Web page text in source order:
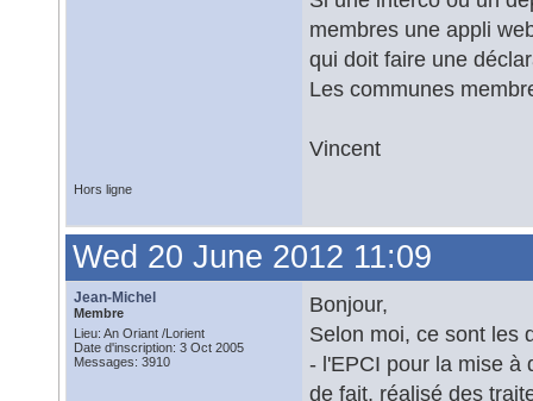
membres une appli
qui doit faire une
Les communes
Vincent
Hors ligne
Wed 20 June 2012 11:09
Jean-Michel
Membre
Lieu: An Oriant /Lorient
Date d'inscription: 3 Oct 2005
Messages: 3910
Bonjour,
Selon moi, ce sont les
- l'EPCI pour la mise à
de fait, réalisé des